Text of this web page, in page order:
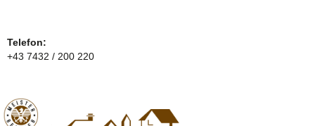
Telefon:
+43 7432 / 200 220